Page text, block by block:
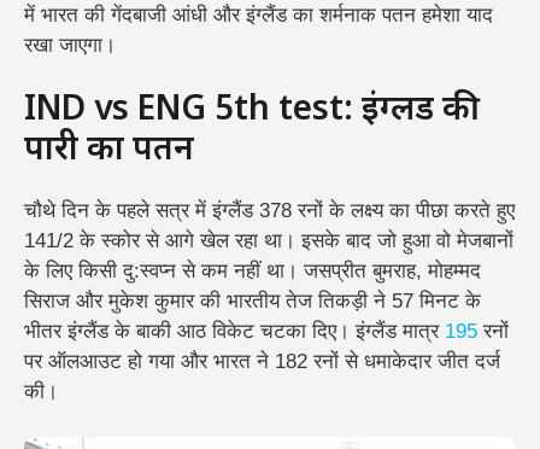
में भारत की गेंदबाजी आंधी और इंग्लैंड का शर्मनाक पतन हमेशा याद
रखा जाएगा।
IND vs ENG 5th test: इंग्लैंड की
पारी का पतन
चौथे दिन के पहले सत्र में इंग्लैंड 378 रनों के लक्ष्य का पीछा करते हुए
141/2 के स्कोर से आगे खेल रहा था। इसके बाद जो हुआ वो मेजबानों
के लिए किसी दु:स्वप्न से कम नहीं था। जसप्रीत बुमराह, मोहम्मद
सिराज और मुकेश कुमार की भारतीय तेज तिकड़ी ने 57 मिनट के
भीतर इंग्लैंड के बाकी आठ विकेट चटका दिए। इंग्लैंड मात्र 195 रनों
पर ऑलआउट हो गया और भारत ने 182 रनों से धमाकेदार जीत दर्ज
की।